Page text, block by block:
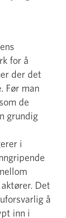
for å
der det
Før man
de
grundig
i
Det
å
inn i